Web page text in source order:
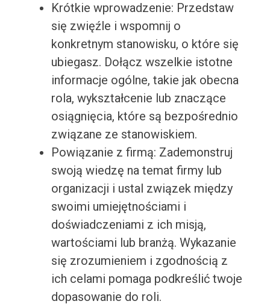
Krótkie wprowadzenie: Przedstaw
się zwięźle i wspomnij o
konkretnym stanowisku, o które się
ubiegasz. Dołącz wszelkie istotne
informacje ogólne, takie jak obecna
rola, wykształcenie lub znaczące
osiągnięcia, które są bezpośrednio
związane ze stanowiskiem.
Powiązanie z firmą: Zademonstruj
swoją wiedzę na temat firmy lub
organizacji i ustal związek między
swoimi umiejętnościami i
doświadczeniami z ich misją,
wartościami lub branżą. Wykazanie
się zrozumieniem i zgodnością z
ich celami pomaga podkreślić twoje
dopasowanie do roli.